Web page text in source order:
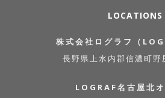
LOCATIONS
株式会社ログラフ（
長野県上水内郡信濃町
LOGRAF名古屋北